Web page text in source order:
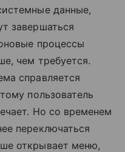
данные,
завершаться
процессы
чем требуется.
справляется
пользователь
Но со временем
переключаться
открывает меню,